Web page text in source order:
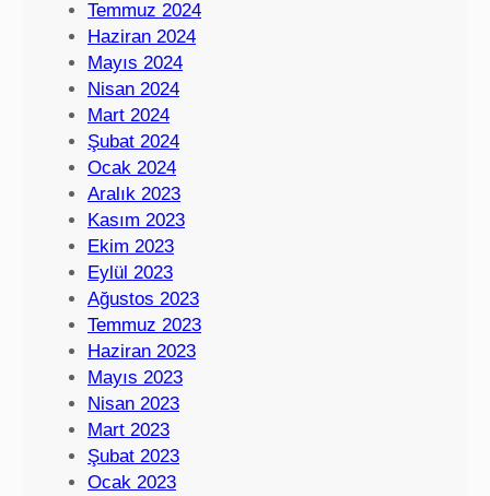
Temmuz 2024
Haziran 2024
Mayıs 2024
Nisan 2024
Mart 2024
Şubat 2024
Ocak 2024
Aralık 2023
Kasım 2023
Ekim 2023
Eylül 2023
Ağustos 2023
Temmuz 2023
Haziran 2023
Mayıs 2023
Nisan 2023
Mart 2023
Şubat 2023
Ocak 2023